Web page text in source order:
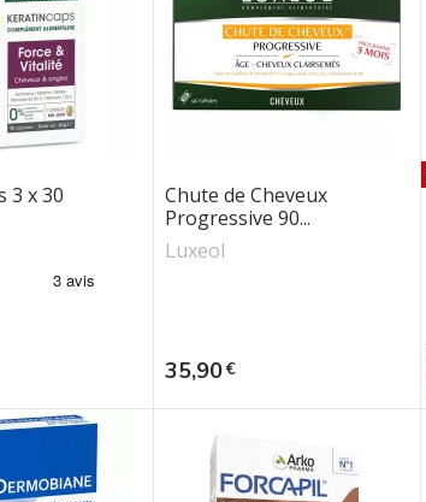
3 x 30
Chute de Cheveux
Progressive 90...
Luxeol
Prix
35,90€